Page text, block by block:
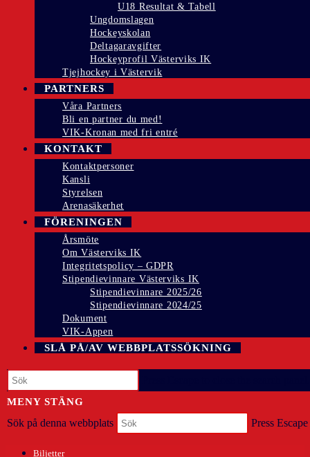
U18 Resultat & Tabell
Ungdomslagen
Hockeyskolan
Deltagaravgifter
Hockeyprofil Västerviks IK
Tjejhockey i Västervik
PARTNERS
Våra Partners
Bli en partner du med!
VIK-Kronan med fri entré
KONTAKT
Kontaktpersoner
Kansli
Styrelsen
Arenasäkerhet
FÖRENINGEN
Årsmöte
Om Västerviks IK
Integritetspolicy – GDPR
Stipendievinnare Västerviks IK
Stipendievinnare 2025/26
Stipendievinnare 2024/25
Dokument
VIK-Appen
SLÅ PÅ/AV WEBBPLATSSÖKNING
MENY STÄNG
Sök på denna webbplats Press
Biljetter